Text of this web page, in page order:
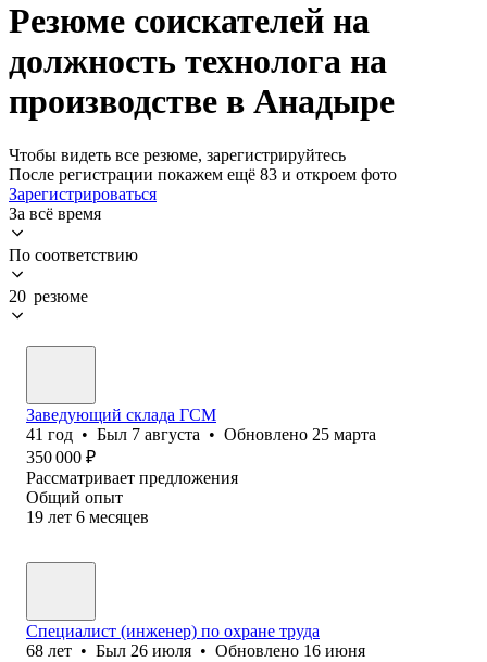
Резюме соискателей на
должность технолога на
производстве в Анадыре
Чтобы видеть все резюме, зарегистрируйтесь
После регистрации покажем ещё 83 и откроем фото
Зарегистрироваться
За всё время
По соответствию
20 резюме
Заведующий склада ГСМ
41 год • Был 7 августа • Обновлено 25 марта
350 000 ₽
Рассматривает предложения
Общий опыт
19 лет 6 месяцев
Специалист (инженер) по охране труда
68 лет • Был 26 июля • Обновлено 16 июня